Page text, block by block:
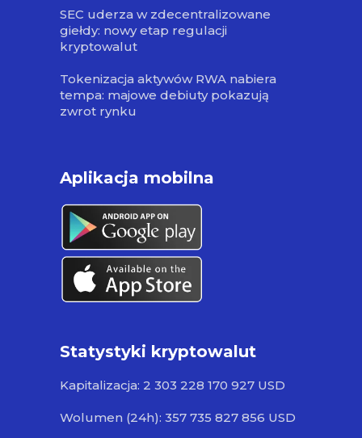
SEC uderza w zdecentralizowane
giełdy: nowy etap regulacji
kryptowalut
Tokenizacja aktywów RWA nabiera
tempa: majowe debiuty pokazują
zwrot rynku
Aplikacja mobilna
Statystyki kryptowalut
Kapitalizacja: 2 303 228 170 927 USD
Wolumen (24h): 357 735 827 856 USD